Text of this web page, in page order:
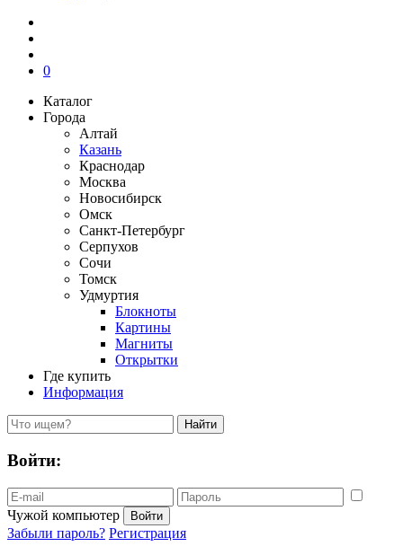
0
Каталог
Города
Алтай
Казань
Краснодар
Москва
Новосибирск
Омск
Санкт-Петербург
Серпухов
Сочи
Томск
Удмуртия
Блокноты
Картины
Магниты
Открытки
Где купить
Информация
Войти:
Чужой компьютер
Забыли пароль? Регистрация